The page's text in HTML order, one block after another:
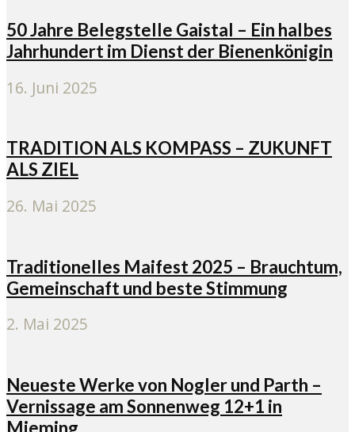
50 Jahre Belegstelle Gaistal – Ein halbes
Jahrhundert im Dienst der Bienenkönigin
16. Juni 2025
TRADITION ALS KOMPASS – ZUKUNFT
ALS ZIEL
26. Mai 2025
Traditionelles Maifest 2025 – Brauchtum,
Gemeinschaft und beste Stimmung
2. Mai 2025
Neueste Werke von Nogler und Parth –
Vernissage am Sonnenweg 12+1 in
Mieming